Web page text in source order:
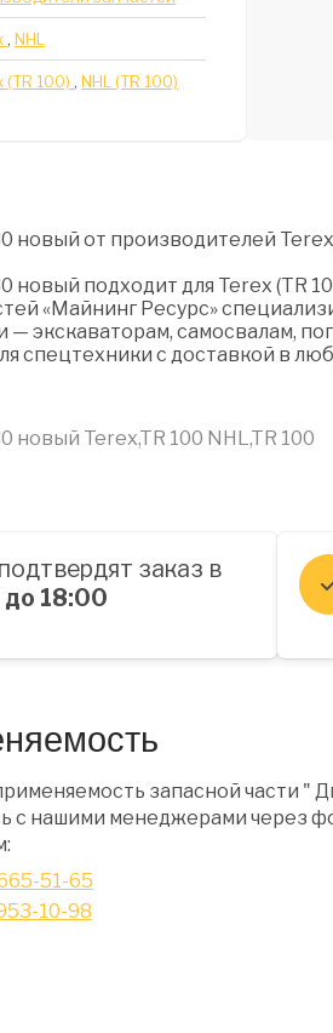
,NHL
(TR 100) ,NHL (TR 100)
новый от производителей
новый подходит для Terex (TR
«Майнинг Ресурс»
экскаваторам, самосвалам,
спецтехники с доставкой в
новый Terex,TR 100 NHL,TR 100
заказ в
18:00
запасной части "
с нашими менеджерами через
51-65
10-98